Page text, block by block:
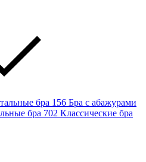
бра 156 Бра с абажурами
бра 702 Классические бра